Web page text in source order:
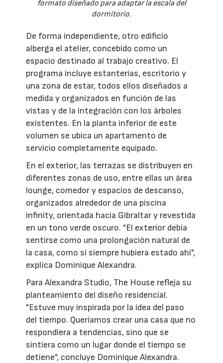
formato diseñado para adaptar la escala del
dormitorio.
De forma independiente, otro edificio
alberga el atelier, concebido como un
espacio destinado al trabajo creativo. El
programa incluye estanterías, escritorio y
una zona de estar, todos ellos diseñados a
medida y organizados en función de las
vistas y de la integración con los árboles
existentes. En la planta inferior de este
volumen se ubica un apartamento de
servicio completamente equipado.
En el exterior, las terrazas se distribuyen en
diferentes zonas de uso, entre ellas un área
lounge, comedor y espacios de descanso,
organizados alrededor de una piscina
infinity, orientada hacia Gibraltar y revestida
en un tono verde oscuro. "El exterior debía
sentirse como una prolongación natural de
la casa, como si siempre hubiera estado ahí",
explica Dominique Alexandra.
Para Alexandra Studio, The House refleja su
planteamiento del diseño residencial.
"Estuve muy inspirada por la idea del paso
del tiempo. Queríamos crear una casa que no
respondiera a tendencias, sino que se
sintiera como un lugar donde el tiempo se
detiene", concluye Dominique Alexandra.